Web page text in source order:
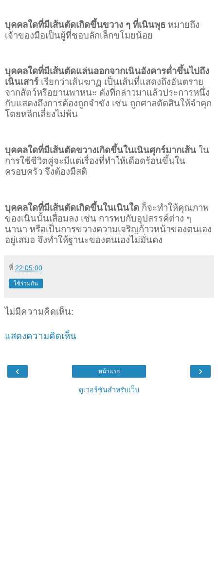
บุคคลใดที่มีเส้นตัดเกิดขึ้นขวาง ๆ ที่เนินพุธ หมายถึง
เจ้าของมือเป็นผู้ที่ชอบลักเล็กขโมยน้อย
บุคคลใดที่มีเส้นตัดแล่นออกจากเนินอังคารต่ำขึ้นไปถึง
เนินเสาร์เรียกว่าเส้นฆาฏ เป็นเส้นที่แสดงถึงอันตราย
จากสัตว์หรือยานพาหนะ ดังที่กล่าวมาแล้วประการหนึ่ง
กับแสดงถึงการต้องถูกจำขัง เช่น ถูกศาลตัดสินให้จำคุก
โดยหลีกเลี่ยงไม่พ้น
บุคคลใดที่มีเส้นตัดขวางเกิดขึ้นในเนินศุกร์มากเส้น ใน
การใช้ชีวิตคู่จะมีแต่เรื่องที่ทำให้เดือดร้อนขึ้นใน
ครอบครัว จึงต้องมีสติ
บุคคลใดที่มีเส้นตัดเกิดขึ้นในเนินใด ก็จะทำให้คุณภาพ
ของเนินนั้นเสื่อมลง เช่น การพบกับอุปสรรค์ต่าง ๆ
นานา หรือเป็นการขวางความเจริญก้าวหน้าของตนเอง
อยู่เสมอ จึงทำให้ฐานะของตนเองไม่มั่นคง
ที่ 22:05:00
ใช้ร่วมกัน
ไม่มีความคิดเห็น:
แสดงความคิดเห็น
‹ ›
หน้าแรก
ดูเวอร์ชันสำหรับเว็บ